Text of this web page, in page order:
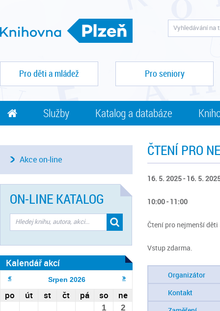
Pro děti a mládež Pro seniory
Služby Katalog a databáze
ČTENÍ PRO
16. 5. 2025 - 16. 5.
10:00 - 11:00
Čtení pro nejmenší
Vstup zdarma.
Organizátor
Kontakt
Akce on-line
ON-LINE KATALOG
Kalendář akcí
Srpen 2026
po út st čt pá so ne
1
2